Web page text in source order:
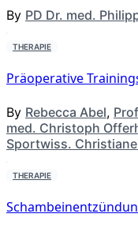
By PD Dr. med.
THERAPIE
Präoperative
By Rebecca Abel,
med. Christoph
Sportwiss.
THERAPIE